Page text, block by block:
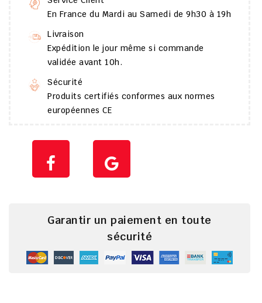
En France du Mardi au Samedi de 9h30 à 19h
Livraison
Expédition le jour même si commande
validée avant 10h.
Sécurité
Produits certifiés conformes aux normes
européennes CE
Garantir un paiement en toute
sécurité